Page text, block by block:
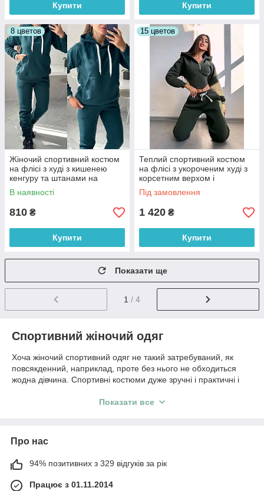
Купити Купити
8 цветов
Жіночий спортивний костюм
на флісі з худі з кишенею
кенгуру та штанами на
манжетах (р.42-52) 7052003
В наявності
810 ₴
Купити
15 цветов
Теплий спортивний костюм
на флісі з укороченим худі з
корсетним верхом і
джогерами (р. 42, 44)
66052027Е
Під замовлення
1 420 ₴
Купити
Показати ще
1 / 4
Спортивний жіночий одяг
Хоча жіночий спортивний одяг не такий затребуваний, як
повсякденний, наприклад, проте без нього не обходиться
жодна дівчина. Спортивні костюми дуже зручні і практичні і
звичайні прогулянки лісом, виїзди на пікнік або часто
зручність, а й красу, стиль. Саме такий Ви знайдете
спортивний жіночий одяг в інтернет-магазині Modina.
Сьогодні вибір жіночого спортивного одягу недорогого та
різноманітний. Велика увага за останній час при виборі таких
Показати все
Про нас
94% позитивних з 329 відгуків за рік
Працює з 01.11.2014